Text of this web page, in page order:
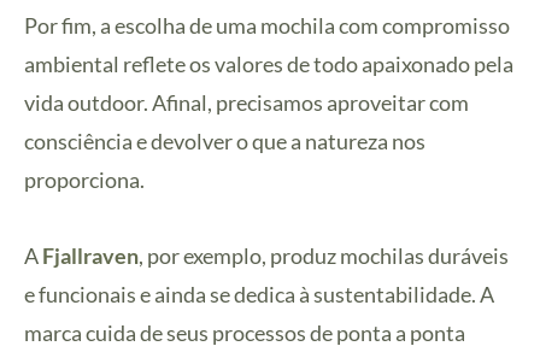
Por fim, a escolha de uma mochila com compromisso
ambiental reflete os valores de todo apaixonado pela
vida outdoor. Afinal, precisamos aproveitar com
consciência e devolver o que a natureza nos
proporciona.
AFjallraven, por exemplo, produz mochilas duráveis
e funcionais e ainda se dedica à sustentabilidade. A
marca cuida de seus processos de ponta a ponta